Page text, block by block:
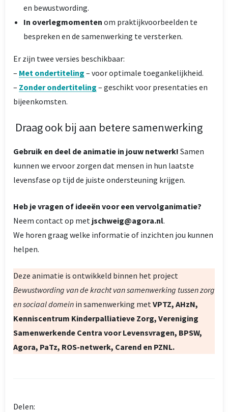
en bewustwording.
In overlegmomenten om praktijkvoorbeelden te
bespreken en de samenwerking te versterken.
Er zijn twee versies beschikbaar:
– Met ondertiteling – voor optimale toegankelijkheid.
– Zonder ondertiteling – geschikt voor presentaties en
bijeenkomsten.
Draag ook bij aan betere samenwerking
Gebruik en deel de animatie in jouw netwerk! Samen
kunnen we ervoor zorgen dat mensen in hun laatste
levensfase op tijd de juiste ondersteuning krijgen.
Heb je vragen of ideeën voor een vervolganimatie?
Neem contact op met jschweig@agora.nl.
We horen graag welke informatie of inzichten jou kunnen
helpen.
Deze animatie is ontwikkeld binnen het project
Bewustwording van de kracht van samenwerking tussen zorg
en sociaal domein in samenwerking met VPTZ, AHzN,
Kenniscentrum Kinderpalliatieve Zorg, Vereniging
Samenwerkende Centra voor Levensvragen, BPSW,
Agora, PaTz, ROS-netwerk, Carend en PZNL.
Delen: